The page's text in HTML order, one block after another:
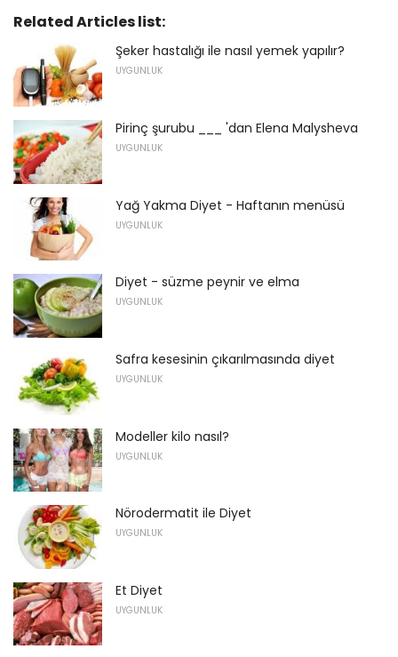
Related Articles list:
Şeker hastalığı ile nasıl yemek yapılır?
UYGUNLUK
Pirinç şurubu ___ 'dan Elena Malysheva
UYGUNLUK
Yağ Yakma Diyet - Haftanın menüsü
UYGUNLUK
Diyet - süzme peynir ve elma
UYGUNLUK
Safra kesesinin çıkarılmasında diyet
UYGUNLUK
Modeller kilo nasıl?
UYGUNLUK
Nörodermatit ile Diyet
UYGUNLUK
Et Diyet
UYGUNLUK